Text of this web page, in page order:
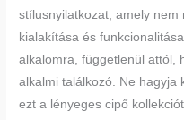
stílusnyilatkozat, amely
kialakítása és
alkalomra, függetlenül attól,
alkalmi találkozó. Ne hagyja
ezt a lényeges cipő kollekciót.